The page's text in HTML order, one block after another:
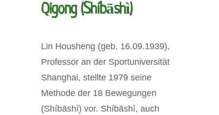
Qigong (Shíbāshì)
Lin Housheng (geb. 16.09.1939),
Professor an der Sportuniversität
Shanghai, stellte 1979 seine
Methode der 18 Bewegungen
(Shíbāshì) vor. Shíbāshì, auch